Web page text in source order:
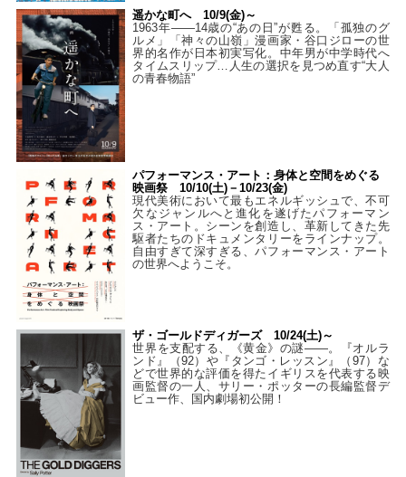
遥かな町へ 10/9(金)～
1963年――14歳の“あの日”が甦る。「孤独のグ
ルメ」「神々の山嶺」漫画家・谷口ジローの世
界的名作が日本初実写化。中年男が中学時代へ
タイムスリップ…人生の選択を見つめ直す“大人
の青春物語”
パフォーマンス・アート：身体と空間をめぐる
映画祭 10/10(土)－10/23(金)
現代美術において最もエネルギッシュで、不可
欠なジャンルへと進化を遂げたパフォーマン
ス・アート。シーンを創造し、革新してきた先
駆者たちのドキュメンタリーをラインナップ。
自由すぎて深すぎる、パフォーマンス・アート
の世界へようこそ。
ザ・ゴールドディガーズ 10/24(土)～
世界を支配する、《黄金》の謎――。『オルラ
ンド』（92）や『タンゴ・レッスン』（97）な
どで世界的な評価を得たイギリスを代表する映
画監督の一人、サリー・ポッターの長編監督デ
ビュー作、国内劇場初公開！